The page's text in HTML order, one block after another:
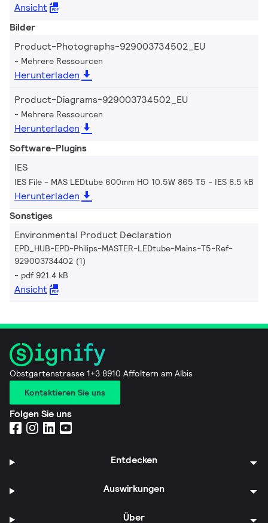
Ansicht
Bilder
Product-Photographs-929003734502_EU
Mehrere Ressourcen
Herunterladen
Product-Diagrams-929003734502_EU
Mehrere Ressourcen
Herunterladen
Software-Plugins
IES
IES File - MAS LEDtube 600mm HO 10.5W 865 T5 IES 8.5 kB
Herunterladen
Sonstiges
Environmental Product Declaration
EPD_HUB-EPD-Philips-MASTER-LEDtube-Mains-T5-Ref-
929003734402 (1)
pdf 921.4 kB
Ansicht
Obstgartenstrasse 1+3 8910 Affoltern am Albis
Kontaktieren Sie uns
Folgen Sie uns
Entdecken
Auswirkungen
Über